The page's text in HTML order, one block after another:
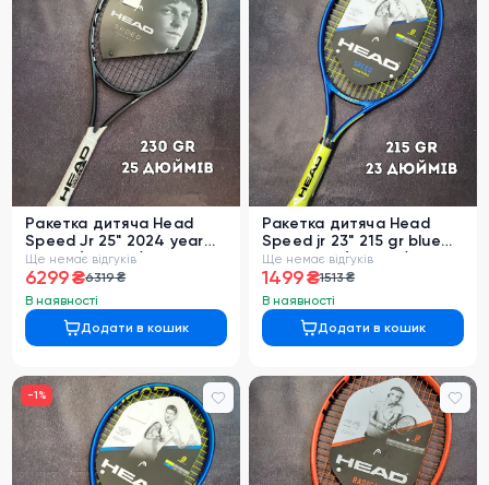
Ракетка дитяча Head
Speed Jr 25" 2024 year
230 gr (232096)
Ще немає відгуків
6299 ₴6319 ₴
В наявності
Додати в кошик
Ракетка дитяча Head
Speed jr 23" 215 gr blue
2024 year (230354)
Ще немає відгуків
1499 ₴1513 ₴
В наявності
Додати в кошик
-1%